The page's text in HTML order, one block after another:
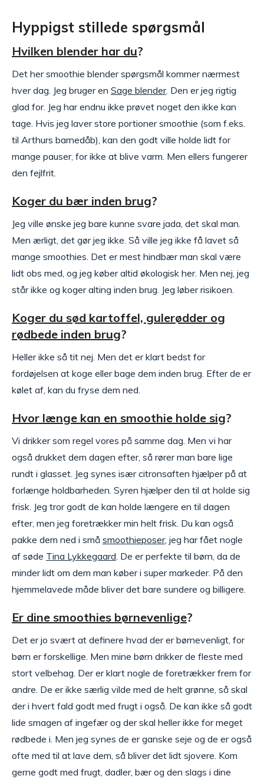
Hyppigst stillede spørgsmål
Hvilken blender har du?
Det her smoothie blender spørgsmål kommer nærmest
hver dag. Jeg bruger en Sage blender. Den er jeg rigtig
glad for. Jeg har endnu ikke prøvet noget den ikke kan
tage. Hvis jeg laver store portioner smoothie (som f.eks.
til Arthurs barnedåb), kan den godt ville holde lidt for
mange pauser, for ikke at blive varm. Men ellers fungerer
den fejlfrit.
Koger du bær inden brug?
Jeg ville ønske jeg bare kunne svare jada, det skal man.
Men ærligt, det gør jeg ikke. Så ville jeg ikke få lavet så
mange smoothies. Det er mest hindbær man skal være
lidt obs med, og jeg køber altid økologisk her. Men nej, jeg
står ikke og koger alting inden brug. Jeg løber risikoen.
Koger du sød kartoffel, gulerødder og
rødbede inden brug?
Heller ikke så tit nej. Men det er klart bedst for
fordøjelsen at koge eller bage dem inden brug. Efter de er
kølet af, kan du fryse dem ned.
Hvor længe kan en smoothie holde sig?
Vi drikker som regel vores på samme dag. Men vi har
også drukket dem dagen efter, så rører man bare lige
rundt i glasset. Jeg synes især citronsaften hjælper på at
forlænge holdbarheden. Syren hjælper den til at holde sig
frisk. Jeg tror godt de kan holde længere en til dagen
efter, men jeg foretrækker min helt frisk. Du kan også
pakke dem ned i små smoothieposer, jeg har fået nogle
af søde Tina Lykkegaard. De er perfekte til børn, da de
minder lidt om dem man køber i super markeder. På den
hjemmelavede måde bliver det bare sundere og billigere.
Er dine smoothies børnevenlige?
Det er jo svært at definere hvad der er børnevenligt, for
børn er forskellige. Men mine børn drikker de fleste med
stort velbehag. Der er klart nogle de foretrækker frem for
andre. De er ikke særlig vilde med de helt grønne, så skal
der i hvert fald godt med frugt i også. De kan ikke så godt
lide smagen af ingefær og der skal heller ikke for meget
rødbede i. Men jeg synes de er ganske seje og de er også
ofte med til at lave dem, så bliver det lidt sjovere. Kom
gerne godt med frugt, dadler, bær og den slags i dine